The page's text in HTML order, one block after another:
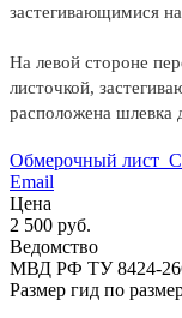
застегивающимися
На левой стороне
листочкой,
расположена шлевка
Обмерочный лист
Email
Цена
2 500 руб.
Ведомство
МВД РФ ТУ 8424-
Размер гид по